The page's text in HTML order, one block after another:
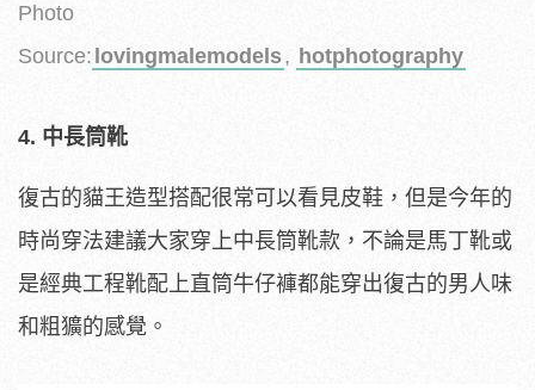
Photo
Source: lovingmalemodels, hotphotography
4. 中長筒靴
復古的貓王造型搭配很常可以看見皮鞋，但是今年的
時尚穿法建議大家穿上中長筒靴款，不論是馬丁靴或
是經典工程靴配上直筒牛仔褲都能穿出復古的男人味
和粗獷的感覺。